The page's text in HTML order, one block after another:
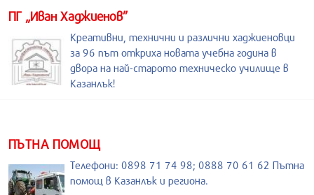
ПГ „Иван Хаджиенов”
Креативни, технични и различни хаджиеновци
за 96 път откриха новата учебна година в
двора на най-старото техническо училище в
Казанлък!
ПЪТНА ПОМОЩ
Телефони: 0898 71 74 98; 0888 70 61 62 Пътна
помощ в Казанлък и региона.